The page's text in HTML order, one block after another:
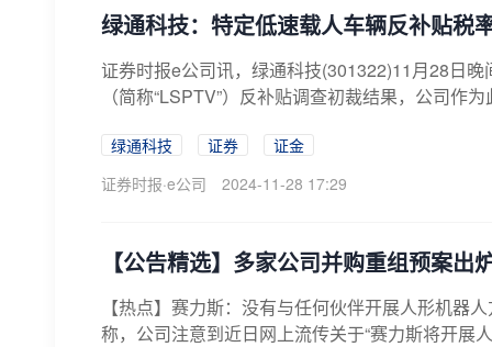
绿通科技：特定低速载人车辆反补贴税
证券时报e公司讯，绿通科技(301322)11月28日
（简称“LSPTV”）反补贴调查初裁结果，公司作
绿通科技 证券
证金
证券时报·e公司
2024-11-28 17:29
【公告精选】多家公司并购重组预案出
【热点】赛力斯：没有与任何伙伴开展人形机器
称，公司注意到近日网上流传关于“赛力斯将开展